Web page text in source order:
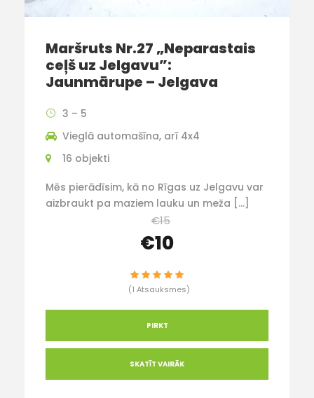
Maršruts Nr.27 „Neparastais
ceļš uz Jelgavu”:
Jaunmārupe – Jelgava
3 – 5
Vieglā automašīna, arī 4x4
16 objekti
Mēs pierādīsim, kā no Rīgas uz Jelgavu var
aizbraukt pa maziem lauku un meža […]
€15
€10
(1 Atsauksmes)
PIRKT
SKATĪT VAIRĀK